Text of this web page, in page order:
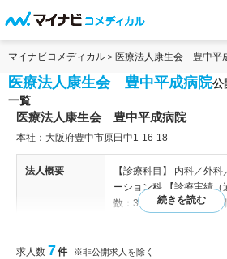
マイナビコメディカル 医療法人康生会 豊中平
医療法人康生会 豊中平成病院公
一覧
医療法人康生会 豊中平成病院
本社：大阪府豊中市原田中1‐16‐18
法人概要
【診療科目】 内科／外
ーション科 【診療実績
数：30件 【事業所】 【
求人数 7件 ※非公開求人を除く